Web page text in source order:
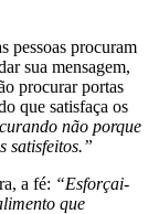
pessoas procuram
sua mensagem,
procurar portas
que satisfaça os
não porque
satisfeitos.”
a fé: “Esforçai-
que